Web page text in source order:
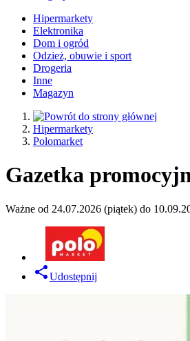
Hipermarkety
Elektronika
Dom i ogród
Odzież, obuwie i sport
Drogeria
Inne
Magazyn
Hipermarkety
Polomarket
Gazetka
Ważne od 24.07.2026 (piątek) do
Udostępnij